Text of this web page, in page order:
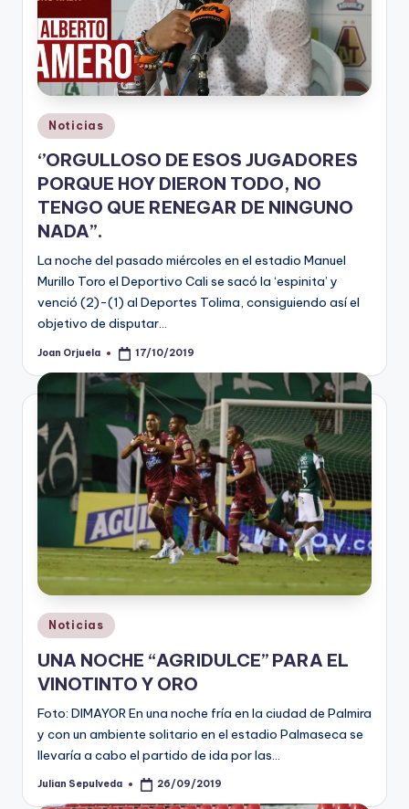
Publicado
en
Noticias
‘’ORGULLOSO DE ESOS JUGADORES
PORQUE HOY DIERON TODO, NO
TENGO QUE RENEGAR DE NINGUNO
NADA’’.
La noche del pasado miércoles en el estadio Manuel
Murillo Toro el Deportivo Cali se sacó la ‘espinita’ y
venció (2)-(1) al Deportes Tolima, consiguiendo así el
objetivo de disputar…
Publicado
Joan Orjuela 17/10/2019
Publicado
en
Noticias
UNA NOCHE “AGRIDULCE” PARA EL
VINOTINTO Y ORO
Foto: DIMAYOR En una noche fría en la ciudad de Palmira
y con un ambiente solitario en el estadio Palmaseca se
llevaría a cabo el partido de ida por las…
Publicado
Julian Sepulveda 26/09/2019